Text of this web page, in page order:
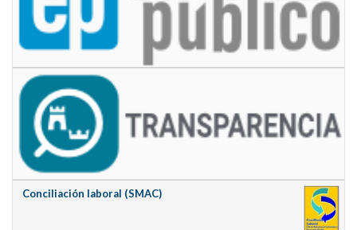
Conciliación laboral (SMAC)